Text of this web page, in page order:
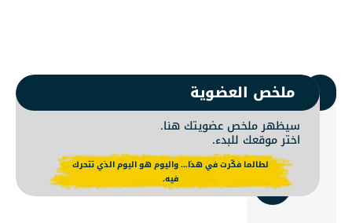
عضوية جيمنيشن |
1. اختر جيمنيشن
استخدم
الموقع
الحالي
ملخص العضوية
سيظهر ملخص عضويتك هنا.
اختر موقعك للبدء.
لطالما فكّرت في هذا… واليوم هو اليوم الذي تتحرك
فيه.